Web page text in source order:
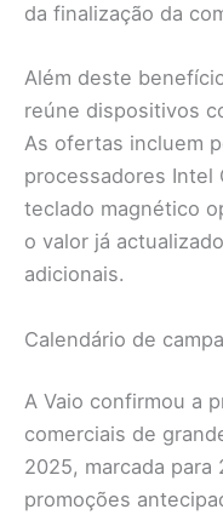
da finalização da
Além deste
reúne dispositivos
As ofertas incluem
processadores Intel
teclado magnético
o valor já
adicionais.
Calendário de
A Vaio confirmou a
comerciais de
2025, marcada
promoções